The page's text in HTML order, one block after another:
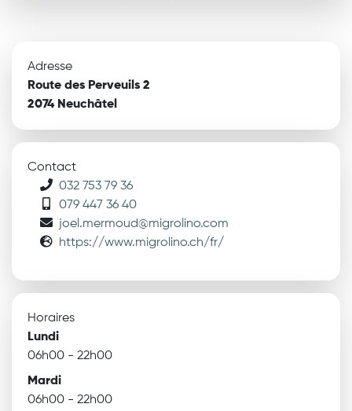
Adresse
Route des Perveuils 2
2074 Neuchâtel
Contact
032 753 79 36
079 447 36 40
joel.mermoud@migrolino.com
https://www.migrolino.ch/fr/
Horaires
Lundi
06h00 - 22h00
Mardi
06h00 - 22h00